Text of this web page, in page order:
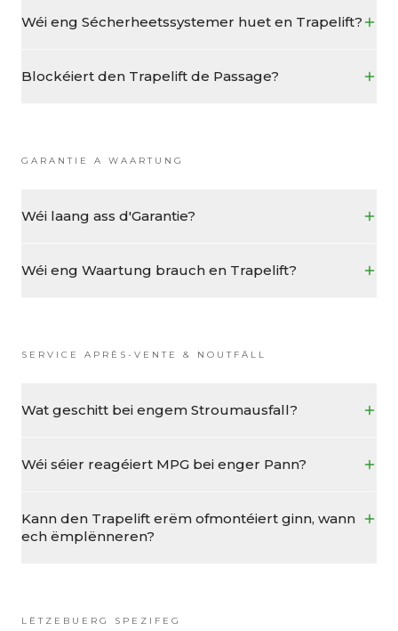
Wéi eng Sécherheetssystemer huet en Trapelift?
Blockéiert den Trapelift de Passage?
GARANTIE A WAARTUNG
Wéi laang ass d'Garantie?
Wéi eng Waartung brauch en Trapelift?
SERVICE APRÈS-VENTE & NOUTFÄLL
Wat geschitt bei engem Stroumausfall?
Wéi séier reagéiert MPG bei enger Pann?
Kann den Trapelift erëm ofmontéiert ginn, wann
ech ëmplënneren?
LËTZEBUERG SPEZIFEG